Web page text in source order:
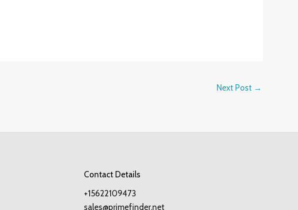
Next Post →
Contact Details
+15622109473
sales@primefinder.net